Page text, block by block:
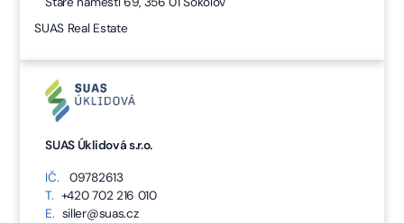
SUAS Real Estate
SUAS Úklidová s.r.o.
IČ.
09782613
T. +420 702 216 010
E. siller@suas.cz